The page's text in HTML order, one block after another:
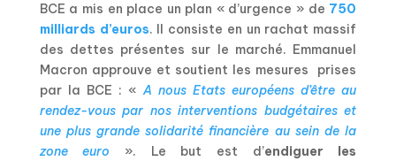
BCE a mis en place un plan « d’urgence » de 750
milliards d’euros. Il consiste en un rachat massif
des dettes présentes sur le marché. Emmanuel
Macron approuve et soutient les mesures prises
par la BCE : «A nous Etats européens d’être au
rendez-vous par nos interventions budgétaires et
une plus grande solidarité financière au sein de la
zone euro ». Le but est d’endiguer les